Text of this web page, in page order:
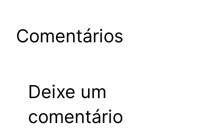
Comentários
Deixe um
comentário